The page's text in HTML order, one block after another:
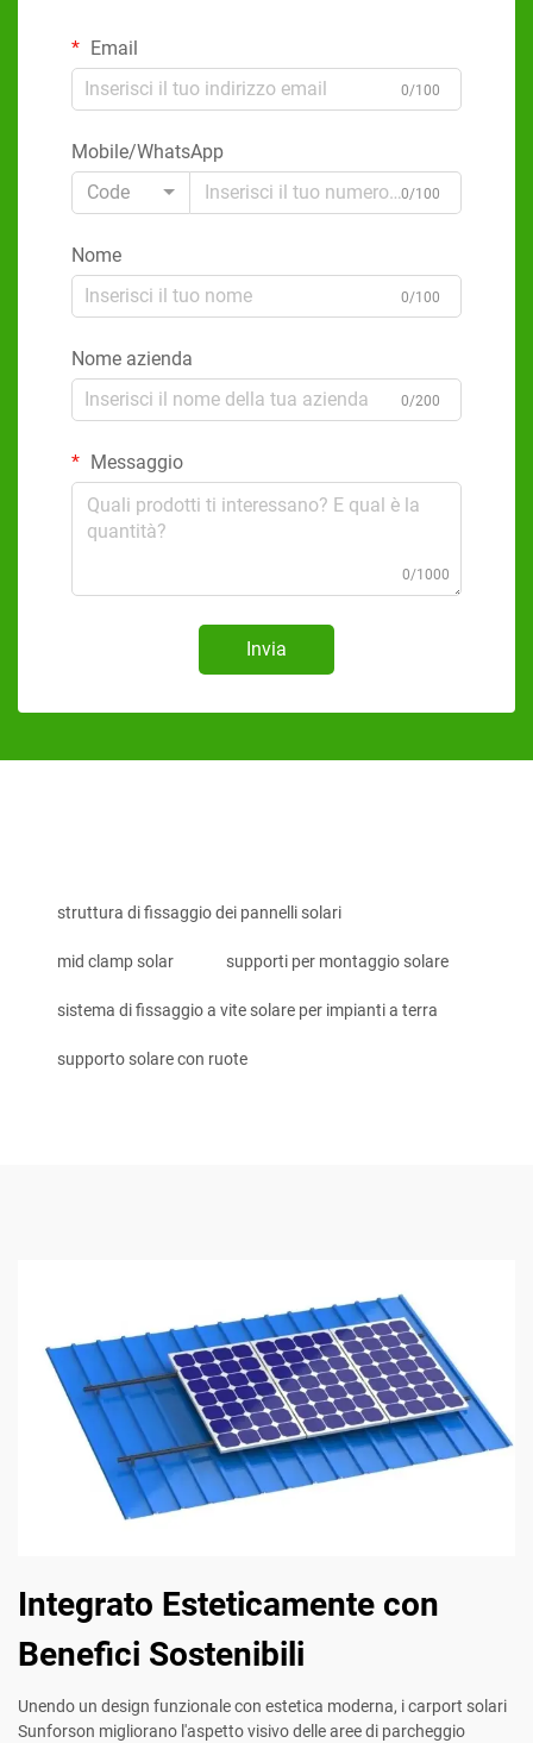
Email
0/100
Mobile/WhatsApp
Code
0/100
Nome
0/100
Nome azienda
0/200
Messaggio
0/1000
Invia
struttura di fissaggio dei pannelli solari
mid clamp solar supporti per montaggio solare
sistema di fissaggio a vite solare per impianti a terra
supporto solare con ruote
Integrato Esteticamente con
Benefici Sostenibili
Unendo un design funzionale con estetica moderna, i carport solari
Sunforson migliorano l'aspetto visivo delle aree di parcheggio